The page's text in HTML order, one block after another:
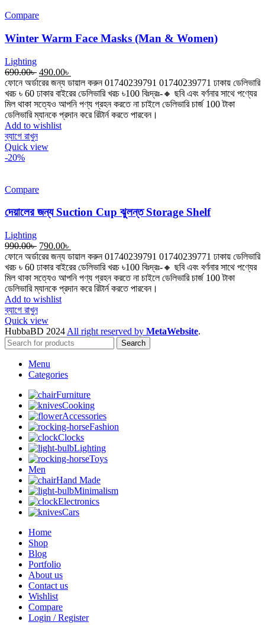
Compare
Winter Warm Face Masks (Man & Women)
Lighting
690.00৳ 490.00৳
ফোনে অর্ডারের জন্য ডায়াল করুন 01740239791 01740239771 ঢাকায় ডেলিভারি
খরচ ৳ 60 ঢাকার বাইরের ডেলিভারি খরচ ৳100 বিঃদ্রঃ-🔸 ছবি এবং বর্ণনার সাথে পণ্যের
মিল থাকা সত্যেও আপনি পণ্য গ্রহন করতে না চাইলে ডেলিভারি চার্জ 100 টাকা
ডেলিভারি ম্যানকে প্রদান করে রিটার্ন করতে পারবেন।
Add to wishlist
ব্যাগে রাখুন
Quick view
-20%
Compare
দেয়ালের জন্য Suction Cup ঝুলন্ত Storage Shelf
Lighting
990.00৳ 790.00৳
ফোনে অর্ডারের জন্য ডায়াল করুন 01740239791 01740239771 ঢাকায় ডেলিভারি
খরচ ৳ 60 ঢাকার বাইরের ডেলিভারি খরচ ৳100 বিঃদ্রঃ-🔸 ছবি এবং বর্ণনার সাথে পণ্যের
মিল থাকা সত্যেও আপনি পণ্য গ্রহন করতে না চাইলে ডেলিভারি চার্জ 100 টাকা
ডেলিভারি ম্যানকে প্রদান করে রিটার্ন করতে পারবেন।
Add to wishlist
ব্যাগে রাখুন
Quick view
HubbaBD 2024 All right reserved by MetaWebsite.
Search
Menu
Categories
Furniture
Cooking
Accessories
Fashion
Clocks
Lighting
Toys
Men
Hand Made
Minimalism
Electronics
Cars
Home
Shop
Blog
Portfolio
About us
Contact us
Wishlist
Compare
Login / Register